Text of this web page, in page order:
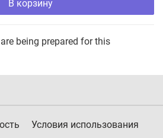
В корзину
being prepared for this
Условия использования